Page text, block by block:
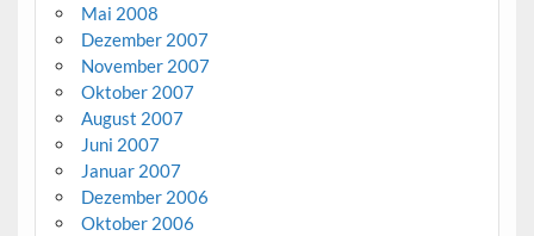
Mai 2008
Dezember 2007
November 2007
Oktober 2007
August 2007
Juni 2007
Januar 2007
Dezember 2006
Oktober 2006